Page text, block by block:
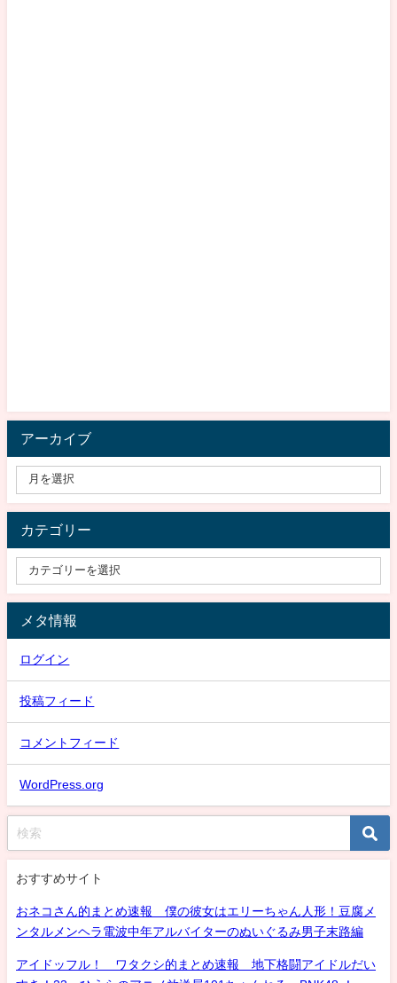
アーカイブ
カテゴリー
メタ情報
ログイン
投稿フィード
コメントフィード
WordPress.org
おすすめサイト
おネコさん的まとめ速報 僕の彼女はエリーちゃん人形！豆腐メ
ンタルメンヘラ電波中年アルバイターのぬいぐるみ男子末路編
アイドッフル！ ワタクシ的まとめ速報 地下格闘アイドルだい